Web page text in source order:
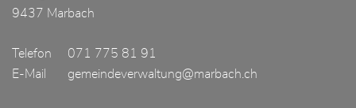
9437 Marbach
Telefon
071 775 81 91
E-Mail
gemeindeverwaltung@marbach.ch